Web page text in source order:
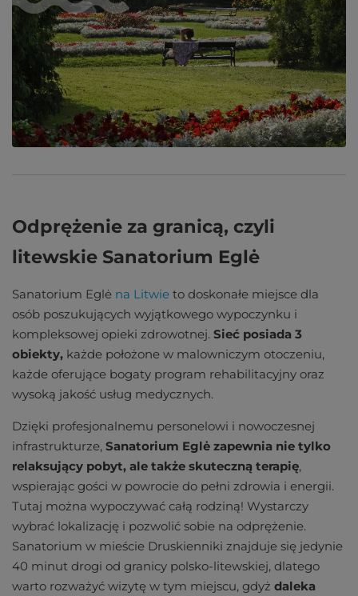
Odprężenie za granicą, czyli
litewskie Sanatorium Eglė
Sanatorium Eglė na Litwie to doskonałe miejsce dla
osób poszukujących wyjątkowego wypoczynku i
kompleksowej opieki zdrowotnej. Sieć posiada 3
obiekty, każde położone w malowniczym otoczeniu,
każde oferujące bogaty program rehabilitacyjny oraz
wysoką jakość usług medycznych.
Dzięki profesjonalnemu personelowi i nowoczesnej
infrastrukturze, Sanatorium Eglė zapewnia nie tylko
relaksujący pobyt, ale także skuteczną terapię,
wspierając gości w powrocie do pełni zdrowia i energii.
Tutaj można wypoczywać całą rodziną! Wystarczy
wybrać lokalizację i pozwolić sobie na odprężenie.
Sanatorium w mieście Druskienniki znajduje się jedynie
40 minut drogi od granicy polsko-litewskiej, dlatego
warto rozważyć wizytę w tym miejscu, gdyż daleka